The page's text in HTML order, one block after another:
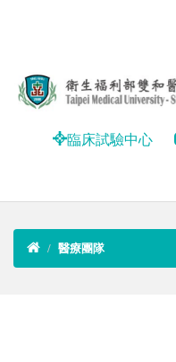
臨床試驗中心
醫療團隊